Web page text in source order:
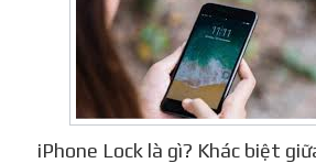
iPhone Lock là gì? Khác biệt